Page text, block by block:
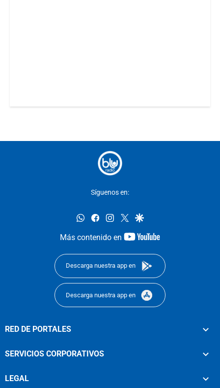
Síguenos en:
whatsappfacebookinstagram
twittergoogle
Más contenido en
youtube-
Descarga nuestra app en
Descarga nuestra app en
RED DE PORTALES
SERVICIOS CORPORATIVOS
LEGAL